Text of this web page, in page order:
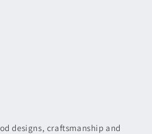
designs, craftsmanship and